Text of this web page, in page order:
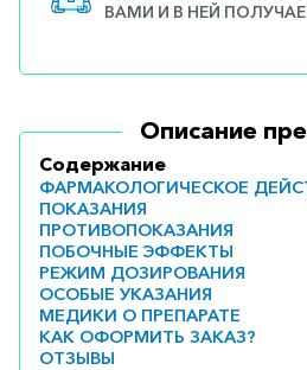
ВАМИ И В НЕЙ
Описание
Содержание
ФАРМАКОЛОГИЧЕСКОЕ
ПОКАЗАНИЯ
ПРОТИВОПОКАЗАНИЯ
ПОБОЧНЫЕ ЭФФЕКТЫ
РЕЖИМ ДОЗИРОВАНИЯ
ОСОБЫЕ УКАЗАНИЯ
МЕДИКИ О ПРЕПАРАТЕ
КАК ОФОРМИТЬ ЗАКАЗ?
ОТЗЫВЫ